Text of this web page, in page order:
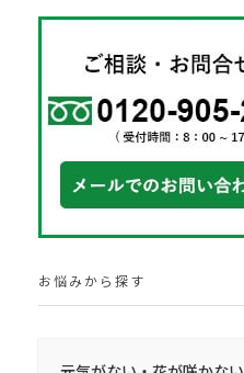
お悩みから探す